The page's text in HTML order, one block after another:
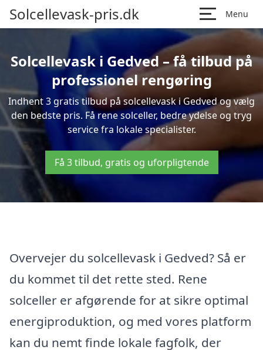
Solcellevask-pris.dk Menu
Solcellevask i Gedved – få tilbud på
professionel rengøring
Indhent 3 gratis tilbud på solcellevask i Gedved og vælg
den bedste pris. Få rene solceller, bedre ydelse og tryg
service fra lokale specialister.
Få 3 tilbud, gratis og uforpligtende
Overvejer du solcellevask i Gedved? Så er
du kommet til det rette sted. Rene
solceller er afgørende for at sikre optimal
energiproduktion, og med vores platform
kan du nemt finde lokale fagfolk, der